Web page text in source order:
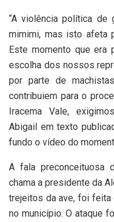
“A violência política de
mimimi, mas isto afeta
Este momento que era
escolha dos nossos
por parte de
contribuiem para o
Iracema Vale,
Abigail em texto
fundo o vídeo do
A fala preconceituosa
chama a presidente da
trejeitos da ave, foi feita
no município. O ataque